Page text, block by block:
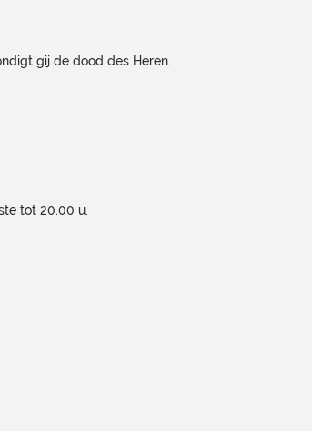
gij de dood des Heren.
tot 20.00 u.